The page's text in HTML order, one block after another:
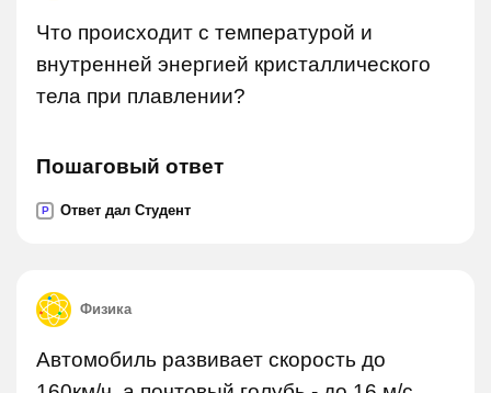
Что происходит с температурой и
внутренней энергией кристаллического
тела при плавлении?
Пошаговый ответ
P Ответ дал Студент
Физика
Автомобиль развивает скорость до